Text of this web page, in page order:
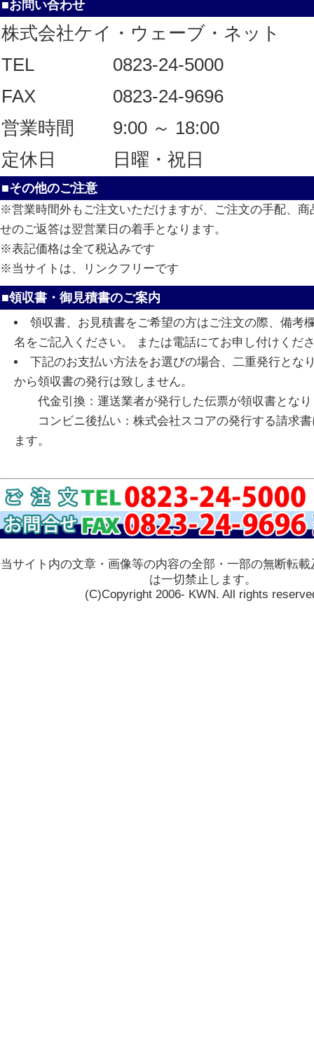
■お問い合わせ
株式会社ケイ・ウェーブ・ネット
TEL
0823-24-5000
FAX
0823-24-9696
営業時間
9:00 ～ 18:00
定休日
日曜・祝日
■その他のご注意
※営業時間外もご注文いただけますが、ご注文の手配、商
せのご返答は翌営業日の着手となります。
※表記価格は全て税込みです
※当サイトは、リンクフリーです
■領収書・御見積書のご案内
領収書、お見積書をご希望の方はご注文の際、備考
名をご記入ください。 または電話にてお申し付けくだ
下記のお支払い方法をお選びの場合、二重発行とな
から領収書の発行は致しません。
代金引換：運送業者が発行した伝票が領収書となり
コンビニ後払い：株式会社スコアの発行する請求書
ます。
当サイト内の文章・画像等の内容の全部・一部の無断転
は一切禁止します。
(C)Copyright 2006- KWN. All rights